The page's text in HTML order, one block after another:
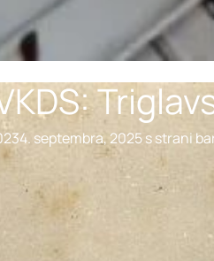
4. septembra, 2025s strani